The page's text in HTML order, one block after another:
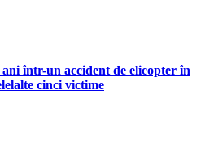
într-un accident de elicopter în
cinci victime